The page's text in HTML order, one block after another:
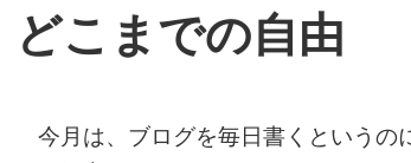
どこまでの自由
今月は、ブログを毎日書くというの